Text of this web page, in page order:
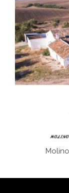
El Frente
Juntar las
afán de
Historia y